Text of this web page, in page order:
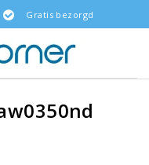
bezorgd